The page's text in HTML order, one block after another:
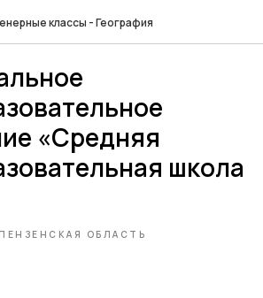
классы - География
«Средняя
школа
ПЕНЗЕНСКАЯ ОБЛАСТЬ